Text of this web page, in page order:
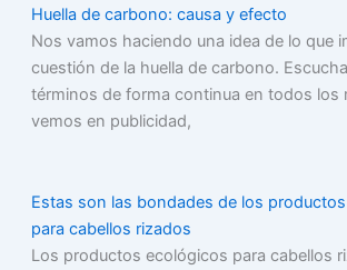
Huella de carbono: causa y efecto
Nos vamos haciendo una idea de lo que
cuestión de la huella de carbono.
términos de forma continua en todos los
vemos en publicidad,
Estas son las bondades de los
para cabellos rizados
Los productos ecológicos para cabellos